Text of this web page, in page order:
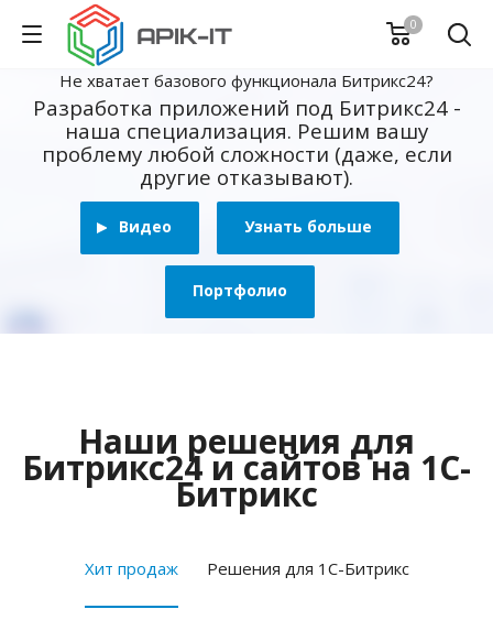
0
Не хватает базового функционала Битрикс24?
Разработка приложений под Битрикс24 -
наша специализация. Решим вашу
проблему любой сложности (даже, если
другие отказывают).
Видео Узнать больше
Портфолио
Наши решения для
Битрикс24 и сайтов на 1С-
Битрикс
Хит продаж Решения для 1С-Битрикс